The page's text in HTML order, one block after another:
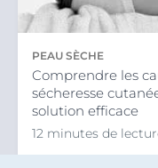
PEAU SÈCHE
Comprendre les
sécheresse
solution efficace
12 minutes de